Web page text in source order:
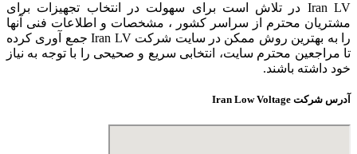
Iran LV در تلاش است برای سهولت در انتخاب تجهیزات برای
مشتریان محترم از سراسر کشور ، مشخصات و اطلاعات فنی آنها
را به بهترین روش ممکن در سایت شرکت Iran LV جمع آوری کرده
تا مراجعین محترم سایت، انتخابی سریع و صحیحی را با توجه به نیاز
خود داشته باشند.
آدرس شرکت Iran Low Voltage